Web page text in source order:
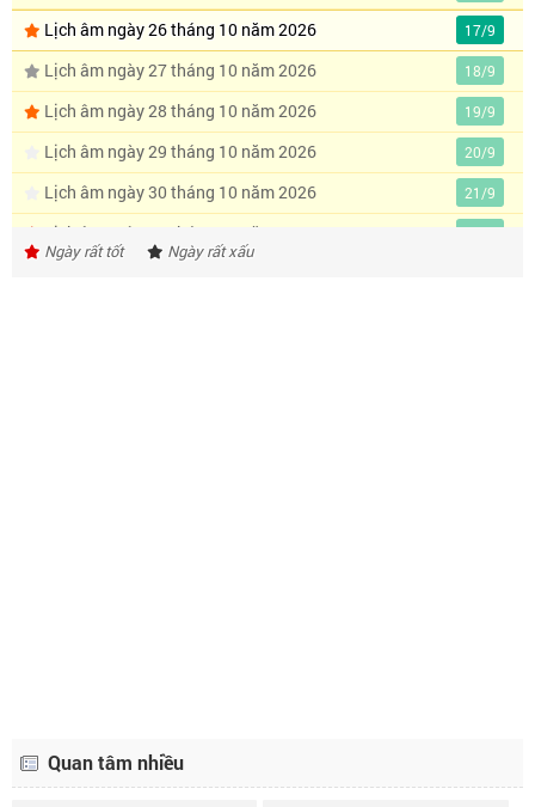
Lịch âm ngày 26 tháng 10 năm 2026 17/9
Lịch âm ngày 27 tháng 10 năm 2026 18/9
Lịch âm ngày 28 tháng 10 năm 2026 19/9
Lịch âm ngày 29 tháng 10 năm 2026 20/9
Lịch âm ngày 30 tháng 10 năm 2026 21/9
Lịch âm ngày 31 tháng 10 năm 2026 22/9
Ngày rất tốt Ngày rất xấu
Quan tâm nhiều